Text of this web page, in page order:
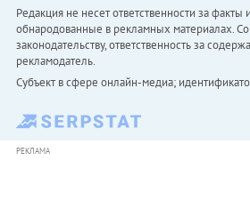
Редакция не несет ответственности за
обнародованные в рекламных материалах.
законодательству, ответственность за
рекламодатель.
Субъект в сфере онлайн-медиа;
РЕКЛАМА